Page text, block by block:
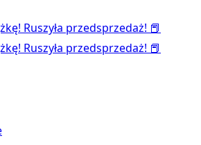
Ruszyła przedsprzedaż! 📕
Ruszyła przedsprzedaż! 📕